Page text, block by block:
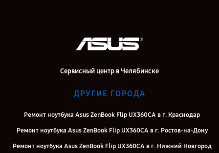
Сервисный центр в Челябинске
ДРУГИЕ ГОРОДА
Ремонт ноутбука Asus ZenBook Flip UX360CA в г. Краснодар
Ремонт ноутбука Asus ZenBook Flip UX360CA в г. Ростов-на-Дону
Ремонт ноутбука Asus ZenBook Flip UX360CA в г. Нижний Новгород